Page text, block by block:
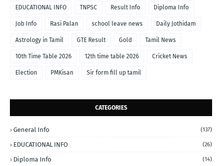
EDUCATIONAL INFO TNPSC Result Info Diploma Info
Job Info Rasi Palan school leave news Daily Jothidam
Astrology in Tamil GTE Result Gold Tamil News
10th Time Table 2026 12th time table 2026 Cricket News
Election PMKisan Sir form fill up tamil
CATEGORIES
General Info (137)
EDUCATIONAL INFO (26)
Diploma Info (14)